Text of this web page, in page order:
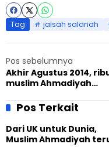
Tag jalsah salanah
Pos sebelumnya
Akhir Agustus 2014,
muslim Ahmadiyah
Inggris, baiat kepada
Khalifah
Pos Terkait
Dari UK untuk Dunia,
Muslim Ahmadiyah